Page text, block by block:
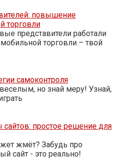
повышение
торговли
представители работали
торговли – твой
самоконтроля
но знай меру! Узнай,
сайтов: простое решение для
жмёт? Забудь про
сайт - это реально!